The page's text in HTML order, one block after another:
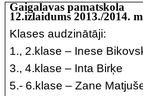
Gaigalavas pamatskola
12.izlaidums 2013./2014.
Klases audzinātāji:
1., 2.klase – Inese
3., 4.klase – Inta Birķe
5.- 6.klase – Zane